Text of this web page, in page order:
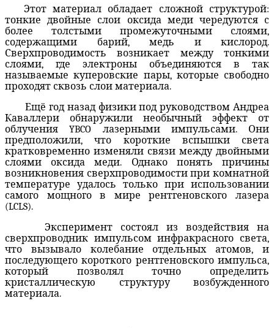
Этот материал обладает сложной структурой:
тонкие двойные слои оксида меди чередуются с
более толстыми промежуточными слоями,
содержащими барий, медь и кислород.
Сверхпроводимость возникает между тонкими
слоями, где электроны объединяются в так
называемые куперовские пары, которые свободно
проходят сквозь слои материала.
Ещё год назад физики под руководством Андреа
Каваллери обнаружили необычный эффект от
облучения YBCO лазерными импульсами. Они
предположили, что короткие вспышки света
кратковременно изменяли связи между двойными
слоями оксида меди. Однако понять причины
возникновения сверхпроводимости при комнатной
температуре удалось только при использовании
самого мощного в мире рентгеновского лазера
(LCLS).
Эксперимент состоял из воздействия на
сверхпроводник импульсом инфракрасного света,
что вызывало колебание отдельных атомов, и
последующего короткого рентгеновского импульса,
который позволял точно определить
кристаллическую структуру возбужденного
материала.